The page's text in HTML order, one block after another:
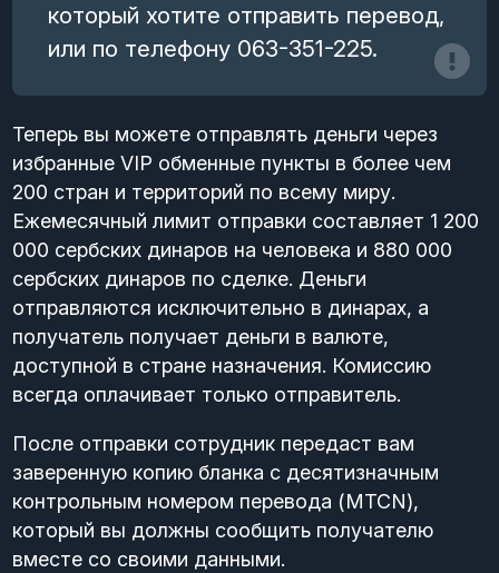
который хотите отправить перевод,
или по телефону 063-351-225.
Теперь вы можете отправлять деньги через
избранные VIP обменные пункты в более чем
200 стран и территорий по всему миру.
Ежемесячный лимит отправки составляет 1 200
000 сербских динаров на человека и 880 000
сербских динаров по сделке. Деньги
отправляются исключительно в динарах, а
получатель получает деньги в валюте,
доступной в стране назначения. Комиссию
всегда оплачивает только отправитель.
После отправки сотрудник передаст вам
заверенную копию бланка с десятизначным
контрольным номером перевода (MTCN),
который вы должны сообщить получателю
вместе со своими данными.